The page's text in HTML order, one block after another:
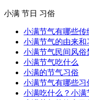
小满 节日 习俗
小满节气有哪些传
小满节气的由来和
小满节气民间风俗
小满节气吃什么
小满的节气习俗
小满节气有哪些习
小满吃什么？小满